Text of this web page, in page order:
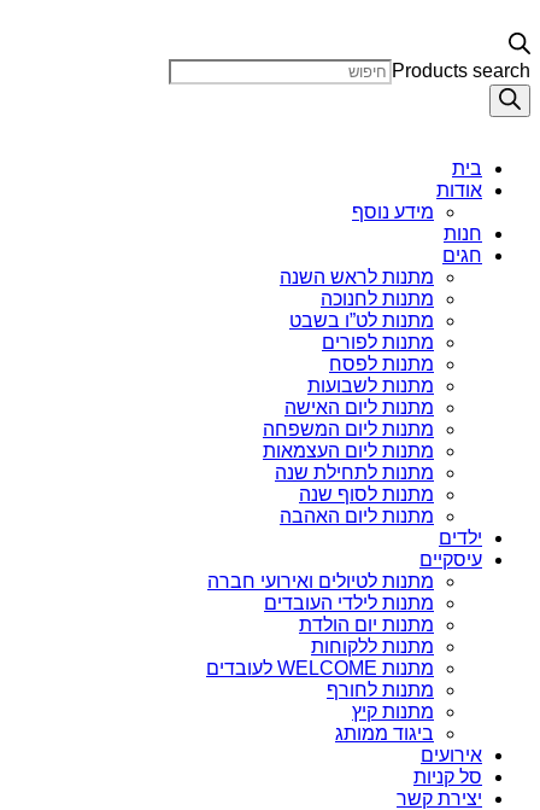
Products search
בית
אודות
מידע נוסף
חנות
חגים
מתנות לראש השנה
מתנות לחנוכה
מתנות לט”ו בשבט
מתנות לפורים
מתנות לפסח
מתנות לשבועות
מתנות ליום האישה
מתנות ליום המשפחה
מתנות ליום העצמאות
מתנות לתחילת שנה
מתנות לסוף שנה
מתנות ליום האהבה
ילדים
עיסקיים
מתנות לטיולים ואירועי חברה
מתנות לילדי העובדים
מתנות יום הולדת
מתנות ללקוחות
מתנות WELCOME לעובדים
מתנות לחורף
מתנות קיץ
ביגוד ממותג
אירועים
סל קניות
יצירת קשר